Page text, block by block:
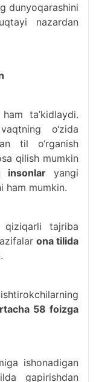
dunyoqarashini
nazardan
ta’kidlaydi.
o‘zida
til o‘rganish
qilish mumkin
insonlar yangi
ham mumkin.
qiziqarli tajriba
ona tilida
58 foizga
ishonadigan
gapirishdan